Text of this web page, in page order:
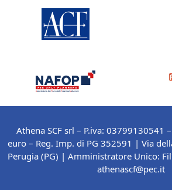
Athena SCF srl – P.iva: 03799130541
euro – Reg. Imp. di PG 352591 | Via
Perugia (PG) | Amministratore Unico:
athenascf@pec.it